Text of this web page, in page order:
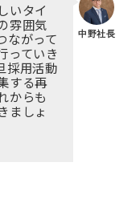
いタイ
雰囲気
ながって
っていき
採用活動
する再
からも
ましょ
中野社長